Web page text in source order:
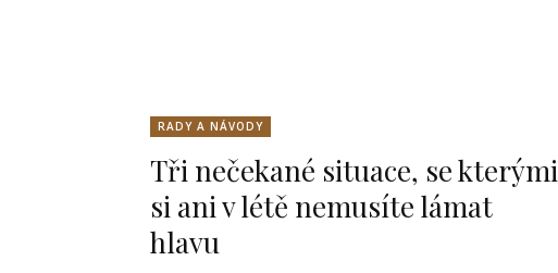
RADY A NÁVODY
Tři nečekané situace, se kterými
si ani v létě nemusíte lámat
hlavu